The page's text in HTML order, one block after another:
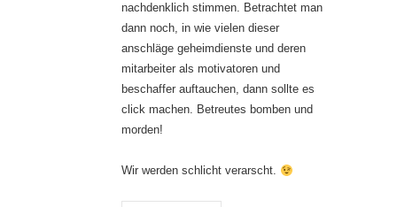
nachdenklich stimmen. Betrachtet man
dann noch, in wie vielen dieser
anschläge geheimdienste und deren
mitarbeiter als motivatoren und
beschaffer auftauchen, dann sollte es
click machen. Betreutes bomben und
morden!
Wir werden schlicht verarscht.